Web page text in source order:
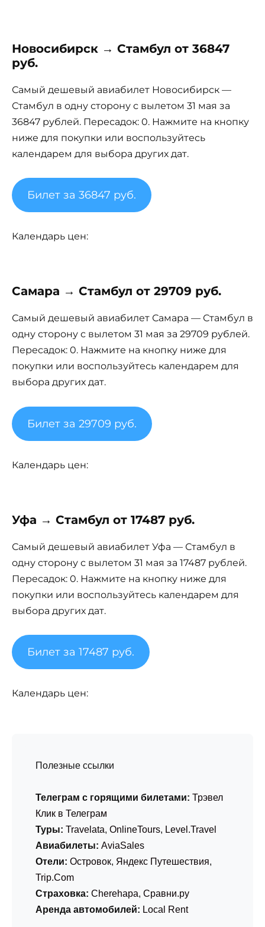
Новосибирск → Стамбул от 36847
руб.
Самый дешевый авиабилет Новосибирск —
Стамбул в одну сторону с вылетом 31 мая за
36847 рублей. Пересадок: 0. Нажмите на кнопку
ниже для покупки или воспользуйтесь
календарем для выбора других дат.
Билет за 36847 руб.
Календарь цен:
Самара → Стамбул от 29709 руб.
Самый дешевый авиабилет Самара — Стамбул в
одну сторону с вылетом 31 мая за 29709 рублей.
Пересадок: 0. Нажмите на кнопку ниже для
покупки или воспользуйтесь календарем для
выбора других дат.
Билет за 29709 руб.
Календарь цен:
Уфа → Стамбул от 17487 руб.
Самый дешевый авиабилет Уфа — Стамбул в
одну сторону с вылетом 31 мая за 17487 рублей.
Пересадок: 0. Нажмите на кнопку ниже для
покупки или воспользуйтесь календарем для
выбора других дат.
Билет за 17487 руб.
Календарь цен:
Полезные ссылки
Телеграм с горящими билетами: Трэвел
Клик в Телеграм
Туры: Travelata, OnlineTours, Level.Travel
Авиабилеты: AviaSales
Отели: Островок, Яндекс Путешествия,
Trip.Com
Страховка: Cherehapa, Сравни.ру
Аренда автомобилей: Local Rent